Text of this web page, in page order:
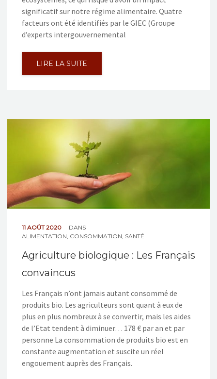
significatif sur notre régime alimentaire. Quatre
facteurs ont été identifiés par le GIEC (Groupe
d’experts intergouvernemental
LIRE LA SUITE
11 AOÛT 2020
DANS
ALIMENTATION, CONSOMMATION, SANTÉ
Agriculture biologique : Les Français
convaincus
Les Français n’ont jamais autant consommé de
produits bio. Les agriculteurs sont quant à eux de
plus en plus nombreux à se convertir, mais les aides
de l’Etat tendent à diminuer… 178 € par an et par
personne La consommation de produits bio est en
constante augmentation et suscite un réel
engouement auprès des Français.